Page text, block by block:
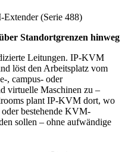
Standortgrenzen hinweg
Leitungen. IP-KVM
löst den Arbeitsplatz vom
, campus- oder
virtuelle Maschinen zu –
plant IP-KVM dort, wo
bestehende KVM-
sollen – ohne aufwändige